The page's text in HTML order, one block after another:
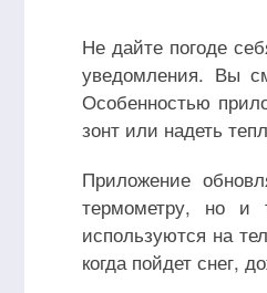
Не дайте погоде
уведомления. Вы
Особенностью
зонт или надеть
Приложение
термометру, но и
используются на
когда пойдет снег,